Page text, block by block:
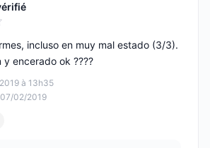
à 13h35
02/2019
incluso en muy mal estado (3/3).
encerado ok ????